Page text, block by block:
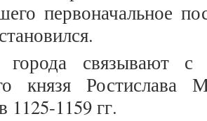
первоначальное
города связывают
князя Ростислава
1125-1159 гг.